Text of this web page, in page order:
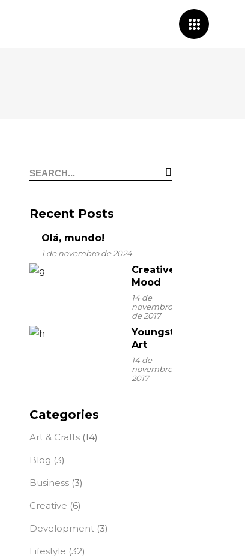
Search
Recent Posts
Olá, mundo!
1 de novembro de 2024
Creative
Mood
14 de
novembro
de 2017
Youngster
Art
14 de
novembro de
2017
Categories
Art & Crafts(14)
Blog (3)
Business(3)
Creative (6)
Development(3)
Lifestyle (32)